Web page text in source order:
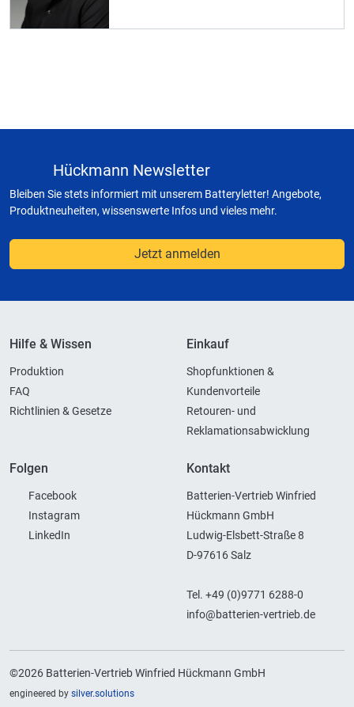
Hückmann Newsletter
Bleiben Sie stets informiert mit unserem Batteryletter! Angebote,
Produktneuheiten, wissenswerte Infos und vieles mehr.
Jetzt anmelden
Hilfe & Wissen
Produktion
FAQ
Richtlinien & Gesetze
Einkauf
Shopfunktionen &
Kundenvorteile
Retouren- und
Reklamationsabwicklung
Folgen
Facebook
Instagram
LinkedIn
Kontakt
Batterien-Vertrieb Winfried
Hückmann GmbH
Ludwig-Elsbett-Straße 8
D-97616 Salz
Tel. +49 (0)9771 6288-0
info@batterien-vertrieb.de
©2026 Batterien-Vertrieb Winfried Hückmann GmbH
engineered by silver.solutions